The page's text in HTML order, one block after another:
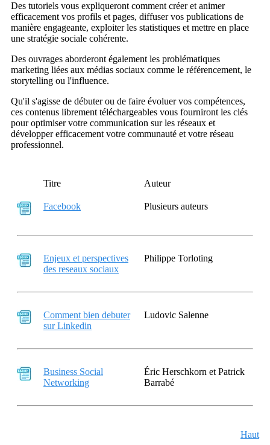
Des tutoriels vous expliqueront comment créer et animer
efficacement vos profils et pages, diffuser vos publications de
manière engageante, exploiter les statistiques et mettre en place
une stratégie sociale cohérente.
Des ouvrages aborderont également les problématiques
marketing liées aux médias sociaux comme le référencement, le
storytelling ou l'influence.
Qu'il s'agisse de débuter ou de faire évoluer vos compétences,
ces contenus librement téléchargeables vous fourniront les clés
pour optimiser votre communication sur les réseaux et
développer efficacement votre communauté et votre réseau
professionnel.
Titre Auteur
Facebook Plusieurs auteurs
Enjeux et perspectives
des reseaux sociaux
Philippe Torloting
Comment bien debuter
sur Linkedin
Ludovic Salenne
Business Social
Networking
Éric Herschkorn et Patrick
Barrabé
Haut